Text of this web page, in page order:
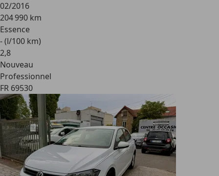
02/2016
204 990 km
Essence
- (l/100 km)
2,8
Nouveau
Professionnel
FR 69530